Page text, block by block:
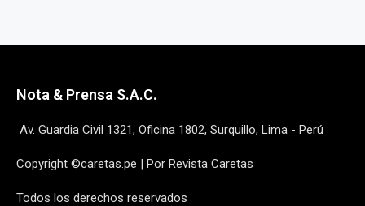
Nota & Prensa S.A.C.
Av. Guardia Civil 1321, Oficina 1802, Surquillo, Lima - Perú
Copyright ©caretas.pe | Por Revista Caretas
Todos los derechos reservados